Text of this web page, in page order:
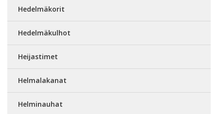
Hedelmäkorit
Hedelmäkulhot
Heijastimet
Helmalakanat
Helminauhat